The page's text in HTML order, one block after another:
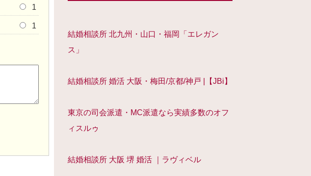
1
1
結婚相談所 北九州・山口・福岡「エレガン
ス」
結婚相談所 婚活 大阪・梅田/京都/神戸 |【JBi】
東京の司会派遣・MC派遣なら実績多数のオフ
ィスルゥ
結婚相談所 大阪 堺 婚活 ｜ラヴィベル